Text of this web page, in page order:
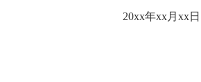
20xx年xx月xx日